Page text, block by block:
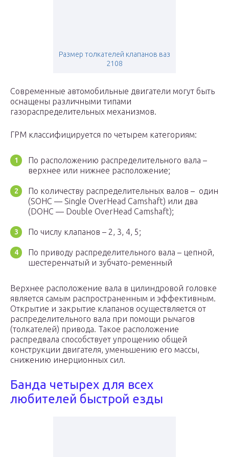
Размер толкателей клапанов ваз
2108
Современные автомобильные двигатели могут быть
оснащены различными типами
газораспределительных механизмов.
ГРМ классифицируется по четырем категориям:
По расположению распределительного вала –
верхнее или нижнее расположение;
По количеству распределительных валов – один
(SOHC — Single OverHead Camshaft) или два
(DOHC — Double OverHead Camshaft);
По числу клапанов – 2, 3, 4, 5;
По приводу распределительного вала – цепной,
шестеренчатый и зубчато-ременный
Верхнее расположение вала в цилиндровой головке
является самым распространенным и эффективным.
Открытие и закрытие клапанов осуществляется от
распределительного вала при помощи рычагов
(толкателей) привода. Такое расположение
распредвала способствует упрощению общей
конструкции двигателя, уменьшению его массы,
снижению инерционных сил.
Банда четырех для всех
любителей быстрой езды